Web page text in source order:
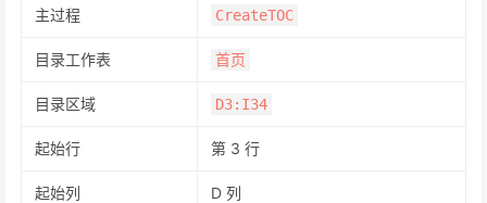
主过程 CreateTOC
目录工作表 首页
目录区域 D3:I34
起始行 第 3 行
起始列 D 列